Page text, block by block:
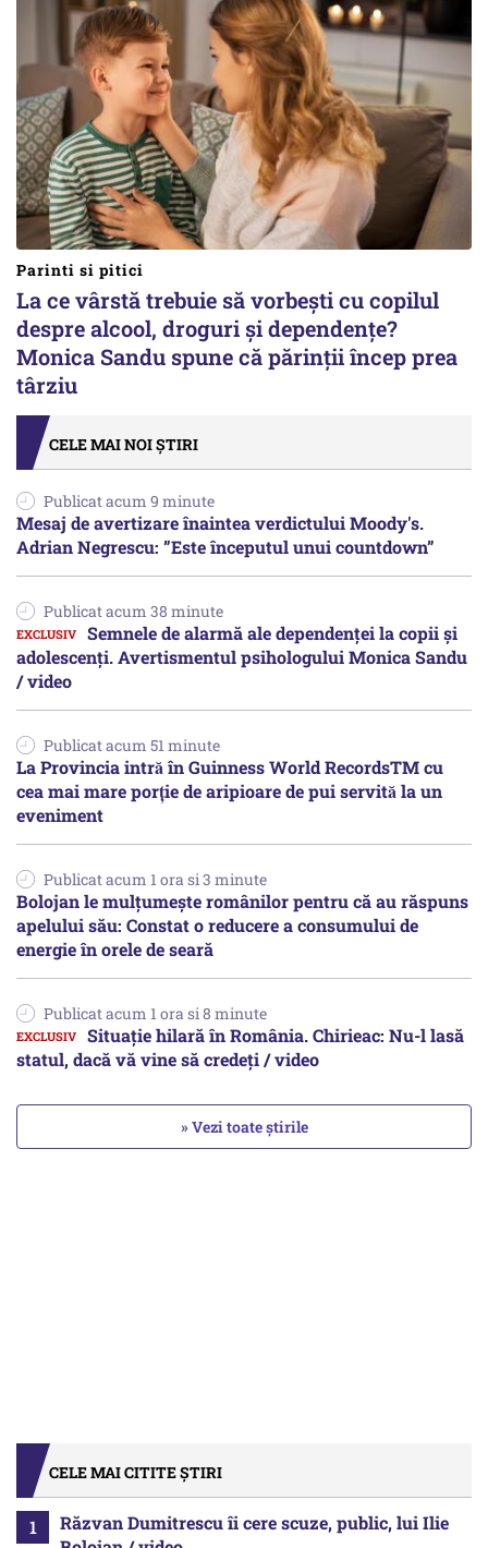
Parinti si pitici
La ce vârstă trebuie să vorbești cu copilul
despre alcool, droguri și dependențe?
Monica Sandu spune că părinții încep prea
târziu
CELE MAI NOI ȘTIRI
Publicat acum 9 minute
Mesaj de avertizare înaintea verdictului Moody's.
Adrian Negrescu: ”Este începutul unui countdown”
Publicat acum 38 minute
Semnele de alarmă ale dependenței la copii și
adolescenți. Avertismentul psihologului Monica Sandu
/ video
Publicat acum 51 minute
La Provincia intră în Guinness World RecordsTM cu
cea mai mare porție de aripioare de pui servită la un
eveniment
Publicat acum 1 ora si 3 minute
Bolojan le mulțumește românilor pentru că au răspuns
apelului său: Constat o reducere a consumului de
energie în orele de seară
Publicat acum 1 ora si 8 minute
Situație hilară în România. Chirieac: Nu-l lasă
statul, dacă vă vine să credeți / video
» Vezi toate știrile
CELE MAI CITITE ȘTIRI
Răzvan Dumitrescu îi cere scuze, public, lui Ilie